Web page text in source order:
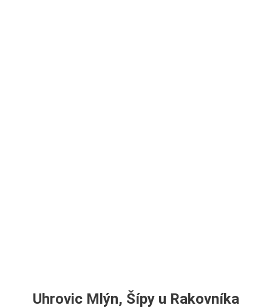
Uhrovic Mlýn, Šípy u Rakovníka